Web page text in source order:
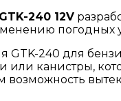
240 12V
погодных
240 для
или канистры,